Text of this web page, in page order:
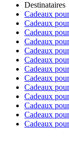
Destinataires
Cadeaux
Cadeaux
Cadeaux
Cadeaux
Cadeaux
Cadeaux
Cadeaux
Cadeaux
Cadeaux
Cadeaux
Cadeaux
Cadeaux
Cadeaux